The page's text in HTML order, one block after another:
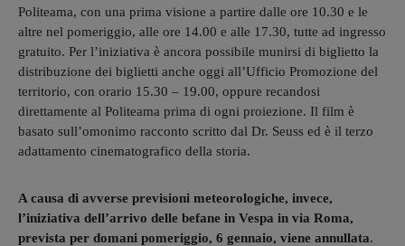
Politeama, con una prima visione a partire dalle ore 10.30 e le
altre nel pomeriggio, alle ore 14.00 e alle 17.30, tutte ad ingresso
gratuito. Per l’iniziativa è ancora possibile munirsi di biglietto la
distribuzione dei biglietti anche oggi all’Ufficio Promozione del
territorio, con orario 15.30 – 19.00, oppure recandosi
direttamente al Politeama prima di ogni proiezione. Il film è
basato sull’omonimo racconto scritto dal Dr. Seuss ed è il terzo
adattamento cinematografico della storia.
A causa di avverse previsioni meteorologiche, invece,
l’iniziativa dell’arrivo delle befane in Vespa in via Roma,
prevista per domani pomeriggio, 6 gennaio, viene annullata.